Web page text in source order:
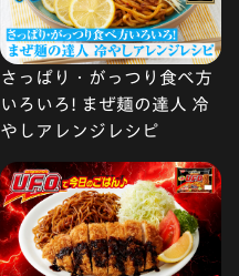
さっぱり・がっつり食べ方
いろいろ! まぜ麺の達人 冷
やしアレンジレシピ